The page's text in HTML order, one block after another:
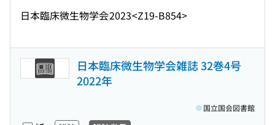
日本臨床微生物学会2023<Z19-B854>
日本臨床微生物学会雑誌 32巻4号
2022年
国立国会図書館